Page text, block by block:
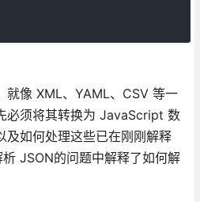
就像 XML、YAML、CSV 等一
必须将其转换为 JavaScript 数
及如何处理这些已在刚刚解释
JSON的问题中解释了如何解